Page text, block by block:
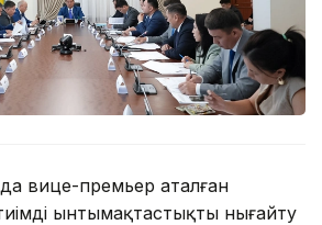
вице-премьер аталған
ынтымақтастықты нығайту